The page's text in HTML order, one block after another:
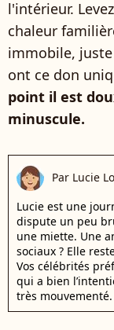
l'intérieur.
chaleur
immobile,
ont ce don
point il est
minuscule.
Par Lucie
Lucie est une
dispute un peu
une miette. Une
sociaux ? Elle
Vos célébrités
qui a bien
très mouvementé.